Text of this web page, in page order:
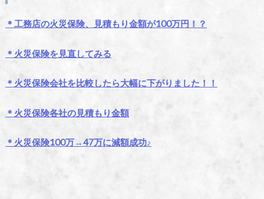
＊工務店の火災保険、見積もり金額が100万円！？
＊火災保険を見直してみる
＊火災保険会社を比較したら大幅に下がりました！！
＊火災保険各社の見積もり金額
＊火災保険100万→47万に減額成功♪